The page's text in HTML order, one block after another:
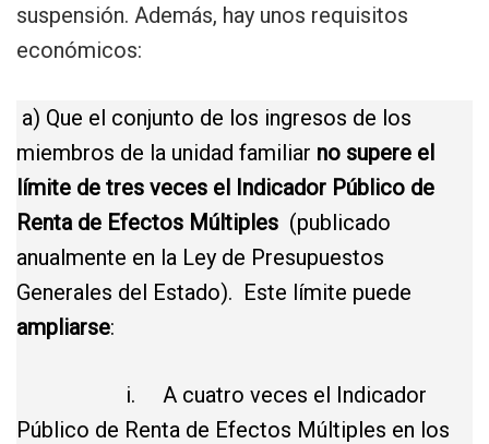
suspensión. Además, hay unos requisitos
económicos:
a) Que el conjunto de los ingresos de los
miembros de la unidad familiar no supere el
límite de tres veces el Indicador Público de
Renta de Efectos Múltiples (publicado
anualmente en la Ley de Presupuestos
Generales del Estado). Este límite puede
ampliarse:
i. A cuatro veces el Indicador
Público de Renta de Efectos Múltiples en los